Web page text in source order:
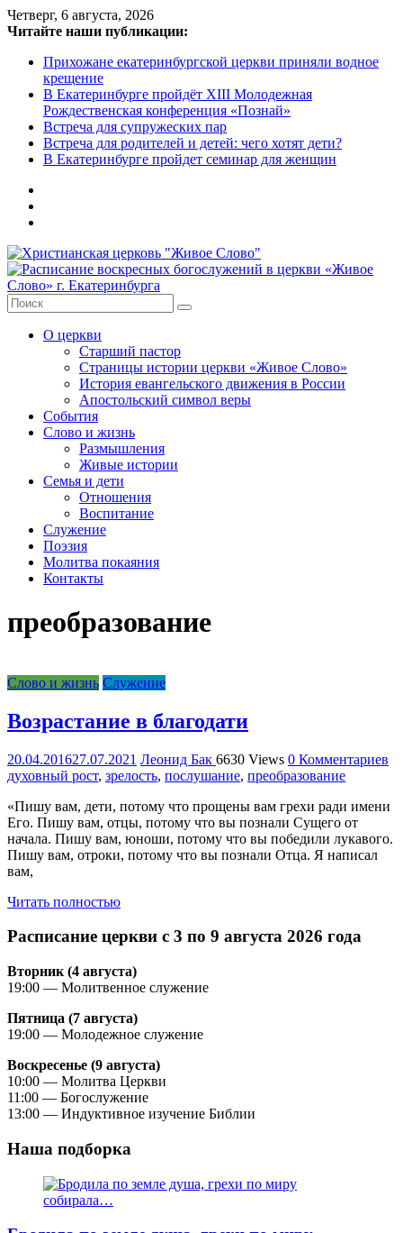
Skip
to
Четверг, 6 августа, 2026
Читайте наши публикации:
Прихожане екатеринбургской церкви приняли водное
крещение
В Екатеринбурге пройдёт XIII Молодежная
Рождественская конференция «Познай»
Встреча для супружеских пар
Встреча для родителей и детей: чего хотят дети?
В Екатеринбурге пройдет семинар для женщин
Христианская
церковь
"Живое
Слово"
религиозная
организация
Библейская
веры
евангельской
Слово"
Екатеринбурга
О церкви
Старший пастор
Страницы истории церкви «Живое Слово»
История евангельского движения в России
Апостольский символ веры
События
Слово и жизнь
Размышления
Живые истории
Семья и дети
Отношения
Воспитание
Служение
Поэзия
Молитва покаяния
Контакты
преобразование
Слово и жизнь Служение
Возрастание в благодати
20.04.201627.07.2021 Леонид Бак 6630 Views 0 Комментариев
духовный рост, зрелость, послушание, преобразование
«Пишу вам, дети, потому что прощены вам грехи ради имени
Его. Пишу вам, отцы, потому что вы познали Сущего от
начала. Пишу вам, юноши, потому что вы победили лукавого.
Пишу вам, отроки, потому что вы познали Отца. Я написал
вам,
Читать полностью
Расписание церкви с 3 по 9 августа 2026 года
Вторник (4 августа)
19:00 — Молитвенное служение
Пятница (7 августа)
19:00 — Молодежное служение
Воскресенье (9 августа)
10:00 — Молитва Церкви
11:00 — Богослужение
13:00 — Индуктивное изучение Библии
Наша подборка